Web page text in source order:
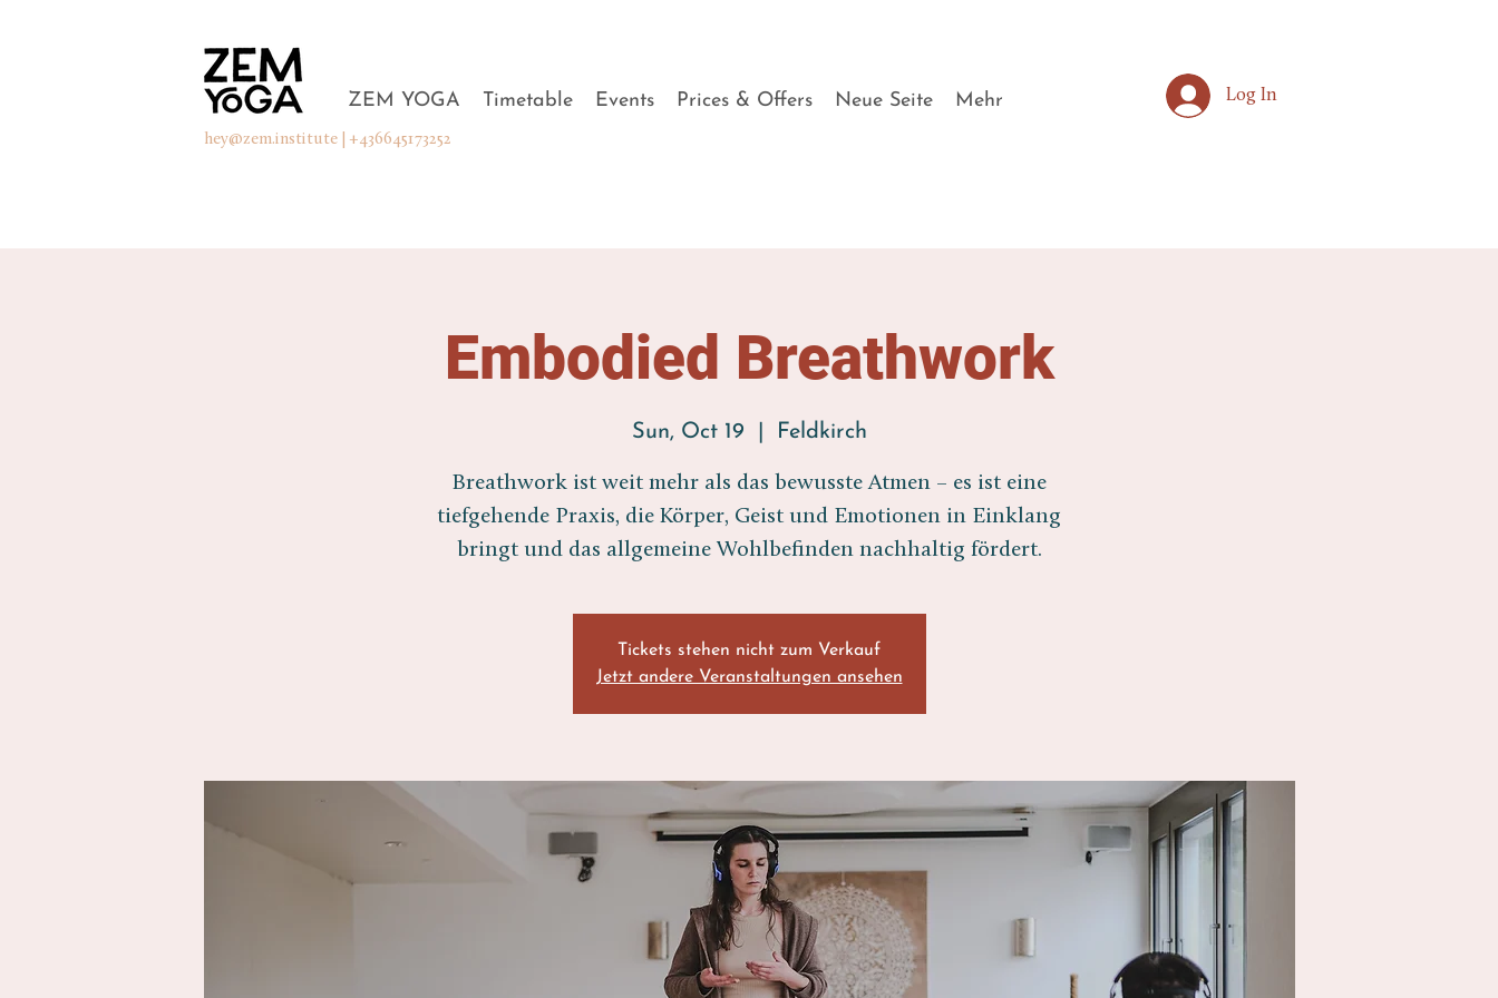
ZEM YOGA Timetable Events Prices & Offers Neue Seite Mehr
hey@zem.institute | +436645173252
Log In
Embodied Breathwork
Sun, Oct 19 Feldkirch
Breathwork ist weit mehr als das bewusste Atmen – es ist eine
tiefgehende Praxis, die Körper, Geist und Emotionen in Einklang
bringt und das allgemeine Wohlbefinden nachhaltig fördert.
Tickets stehen nicht zum Verkauf
Jetzt andere Veranstaltungen ansehen